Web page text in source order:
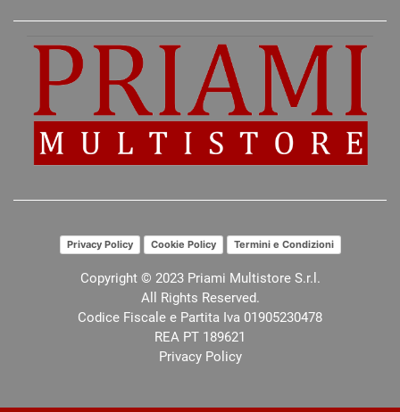
Privacy Policy Cookie Policy Termini e Condizioni
Copyright © 2023 Priami Multistore S.r.l.
All Rights Reserved.
Codice Fiscale e Partita Iva 01905230478
REA PT 189621
Privacy Policy